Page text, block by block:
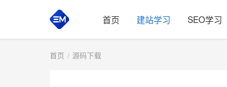
首页 建站学习 SEO学习
首页 源码下载